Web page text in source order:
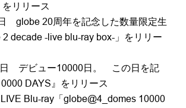
をリリース
globe 20周年を記念した数量限定生
decade -live blu-ray box-」をリリー
日 デビュー10000日。 この日を記
DAYS』をリリース
Blu-ray「globe@4_domes 10000